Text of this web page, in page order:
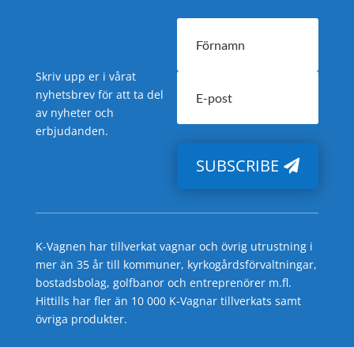
Skriv upp er i vårat
nyhetsbrev för att ta del
av nyheter och
erbjudanden.
SUBSCRIBE
K-Vagnen har tillverkat vagnar och övrig utrustning i
mer än 35 år till kommuner, kyrkogårdsförvaltningar,
bostadsbolag, golfbanor och entreprenörer m.fl.
Hittills har fler än 10 000 K-Vagnar tillverkats samt
övriga produkter.